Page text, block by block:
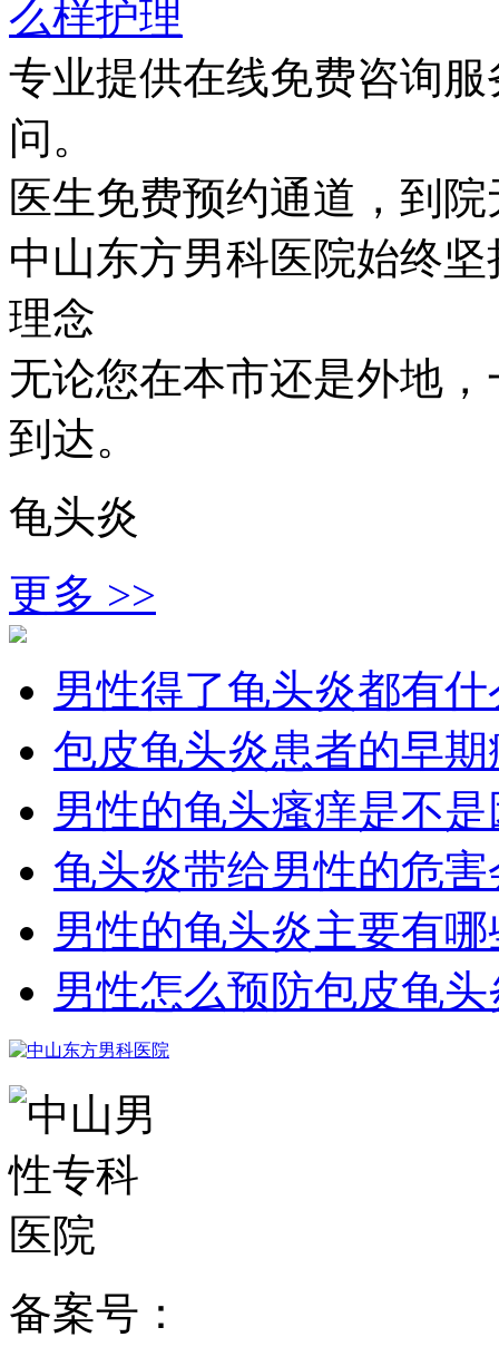
么样护理
专业提供在线免费咨询
问。
医生免费预约通道，到
中山东方男科医院始终
理念
无论您在本市还是外地
到达。
龟头炎
更多 >>
男性得了龟头炎都有
包皮龟头炎患者的早
男性的龟头瘙痒是不
龟头炎带给男性的危
男性的龟头炎主要有
男性怎么预防包皮龟
备案号：